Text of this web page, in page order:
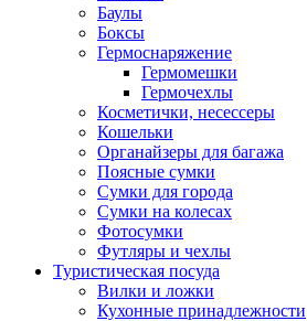
Баулы
Боксы
Гермоснаряжение
Гермомешки
Гермочехлы
Косметички, несессеры
Кошельки
Органайзеры для багажа
Поясные сумки
Сумки для города
Сумки на колесах
Фотосумки
Футляры и чехлы
Туристическая посуда
Вилки и ложки
Кухонные принадлежности